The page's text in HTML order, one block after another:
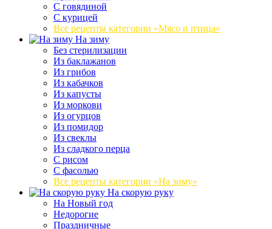
С говядиной
С курицей
Все рецепты категории «Мясо и птица»
На зиму
Без стерилизации
Из баклажанов
Из грибов
Из кабачков
Из капусты
Из моркови
Из огурцов
Из помидор
Из свеклы
Из сладкого перца
С рисом
С фасолью
Все рецепты категории «На зиму»
На скорую руку
На Новый год
Недорогие
Праздничные